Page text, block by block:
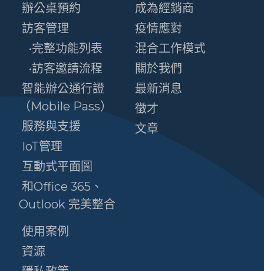
辦公桌預約
訪客管理
•完整功能列表
•訪客邀請流程
智能辦公通行證
（Mobile Pass）
服務與支援
IoT管理
互動式平面圖
和Office 365、
Outlook 完美整合
使用案例
資源
成為經銷商
疫情應對
混合工作模式
關於我們
最新消息
徵才
文章